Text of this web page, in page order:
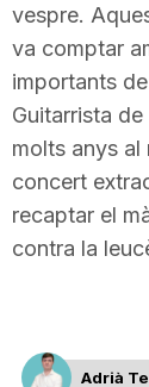
vespre.
va comptar
importants
Guitarrista
molts anys al
concert
recaptar el
contra la
Adrià